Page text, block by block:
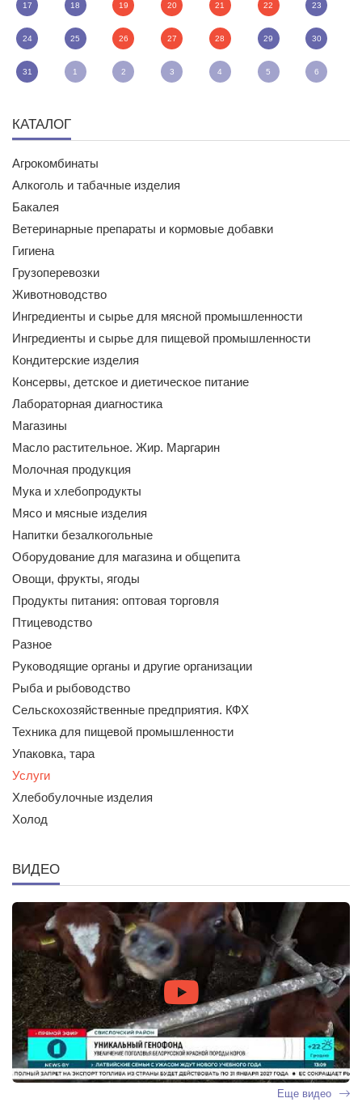
17 18 19 20 21 22 23
24 25 26 27 28 29 30
31 1 2 3 4 5 6
КАТАЛОГ
Агрокомбинаты
Алкоголь и табачные изделия
Бакалея
Ветеринарные препараты и кормовые добавки
Гигиена
Грузоперевозки
Животноводство
Ингредиенты и сырье для мясной промышленности
Ингредиенты и сырье для пищевой промышленности
Кондитерские изделия
Консервы, детское и диетическое питание
Лабораторная диагностика
Магазины
Масло растительное. Жир. Маргарин
Молочная продукция
Мука и хлебопродукты
Мясо и мясные изделия
Напитки безалкогольные
Оборудование для магазина и общепита
Овощи, фрукты, ягоды
Продукты питания: оптовая торговля
Птицеводство
Разное
Руководящие органы и другие организации
Рыба и рыбоводство
Сельскохозяйственные предприятия. КФХ
Техника для пищевой промышленности
Упаковка, тара
Услуги
Хлебобулочные изделия
Холод
ВИДЕО
Еще видео